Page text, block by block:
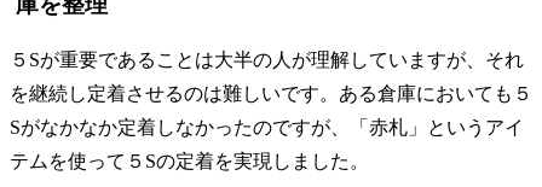
５Sが重要であることは大半の人が理解していますが、それ
を継続し定着させるのは難しいです。ある倉庫においても５
Sがなかなか定着しなかったのですが、「赤札」というアイ
テムを使って５Sの定着を実現しました。